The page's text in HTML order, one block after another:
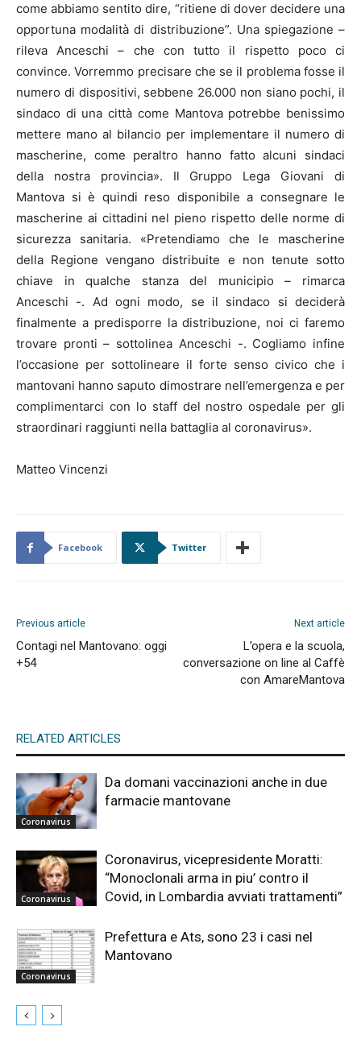
come abbiamo sentito dire, “ritiene di dover decidere una
opportuna modalità di distribuzione”. Una spiegazione –
rileva Anceschi – che con tutto il rispetto poco ci
convince. Vorremmo precisare che se il problema fosse il
numero di dispositivi, sebbene 26.000 non siano pochi, il
sindaco di una città come Mantova potrebbe benissimo
mettere mano al bilancio per implementare il numero di
mascherine, come peraltro hanno fatto alcuni sindaci
della nostra provincia». Il Gruppo Lega Giovani di
Mantova si è quindi reso disponibile a consegnare le
mascherine ai cittadini nel pieno rispetto delle norme di
sicurezza sanitaria. «Pretendiamo che le mascherine
della Regione vengano distribuite e non tenute sotto
chiave in qualche stanza del municipio – rimarca
Anceschi -. Ad ogni modo, se il sindaco si deciderà
finalmente a predisporre la distribuzione, noi ci faremo
trovare pronti – sottolinea Anceschi -. Cogliamo infine
l’occasione per sottolineare il forte senso civico che i
mantovani hanno saputo dimostrare nell’emergenza e per
complimentarci con lo staff del nostro ospedale per gli
straordinari raggiunti nella battaglia al coronavirus».
Matteo Vincenzi
Facebook Twitter
Previous article
Contagi nel Mantovano: oggi
+54
Next article
L’opera e la scuola,
conversazione on line al Caffè
con AmareMantova
RELATED ARTICLES
Coronavirus
Da domani vaccinazioni anche in due
farmacie mantovane
Coronavirus
Coronavirus, vicepresidente Moratti:
“Monoclonali arma in piu’ contro il
Covid, in Lombardia avviati trattamenti”
Coronavirus
Prefettura e Ats, sono 23 i casi nel
Mantovano